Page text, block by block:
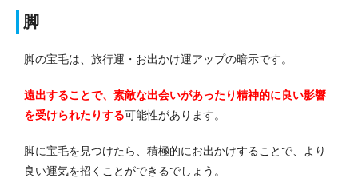
脚
脚の宝毛は、旅行運・お出かけ運アップの暗示です。
遠出することで、素敵な出会いがあったり精神的に良い影響
を受けられたりする可能性があります。
脚に宝毛を見つけたら、積極的にお出かけすることで、より
良い運気を招くことができるでしょう。